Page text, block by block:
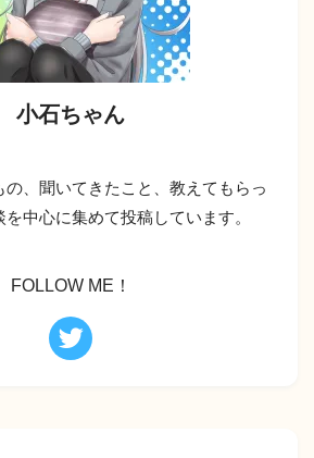
小石ちゃん
の、聞いてきたこと、教えてもらっ
中心に集めて投稿しています。
FOLLOW ME！